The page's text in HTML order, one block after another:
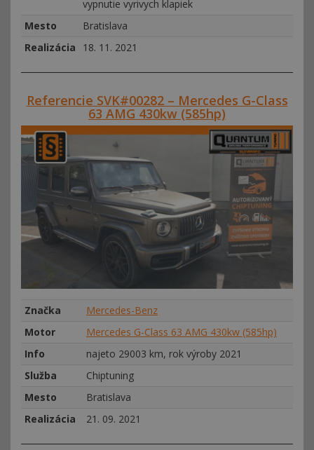
vypnutie vyrivych klapiek
Mesto
Bratislava
Realizácia
18. 11. 2021
Referencie SVK#00282 – Mercedes G-Class
63 AMG 430kw (585hp)
Značka
Mercedes-Benz
Motor
Mercedes G-Class 63 AMG 430kw (585hp)
Info
najeto 29003 km, rok výroby 2021
Služba
Chiptuning
Mesto
Bratislava
Realizácia
21. 09. 2021